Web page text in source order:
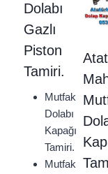
Dolabı
Gazlı
Piston
Tamiri.
Mutfak
Dolabı
Kapağı
Tamiri.
Mutfak